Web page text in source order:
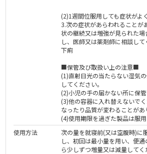
(2)1週間位服用しても症状がよ
3.次の症状があらわれることが
状の継続又は増強が見られた
し、医師又は薬剤師に相談して
下痢
■保管及び取扱い上の注意■
(1)直射日光の当たらない湿気
してください。
(2)小児の手の届かない所に保管
(3)他の容器に入れ替えないで
なったり品質が変わることがあ
(4)使用期限を過ぎた製品は服用
使用方法
次の量を就寝前(又は空腹時)に
し、初回は最小量を用い、便
ら少しずつ増量又は減量してく